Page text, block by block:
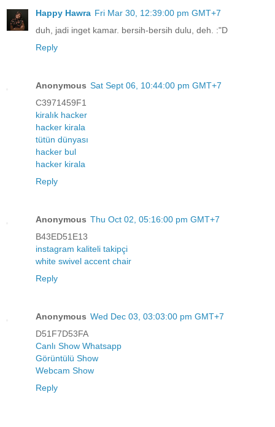
Happy Hawra Fri Mar 30, 12:39:00 pm GMT+7
duh, jadi inget kamar. bersih-bersih dulu, deh. :"D
Reply
Anonymous Sat Sept 06, 10:44:00 pm GMT+7
C3971459F1
kiralık hacker
hacker kirala
tütün dünyası
hacker bul
hacker kirala
Reply
Anonymous Thu Oct 02, 05:16:00 pm GMT+7
B43ED51E13
instagram kaliteli takipçi
white swivel accent chair
Reply
Anonymous Wed Dec 03, 03:03:00 pm GMT+7
D51F7D53FA
Canlı Show Whatsapp
Görüntülü Show
Webcam Show
Reply